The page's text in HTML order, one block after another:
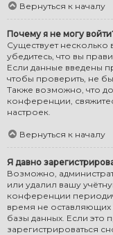
Вернуться к началу
Почему я не могу
Существует
убедитесь, что вы
Если данные введены
чтобы проверить, не
Также возможно, что
конференции,
настроек.
Вернуться к началу
Я давно
Возможно,
или удалил вашу
конференции
время не
базы данных. Если
зарегистрироваться